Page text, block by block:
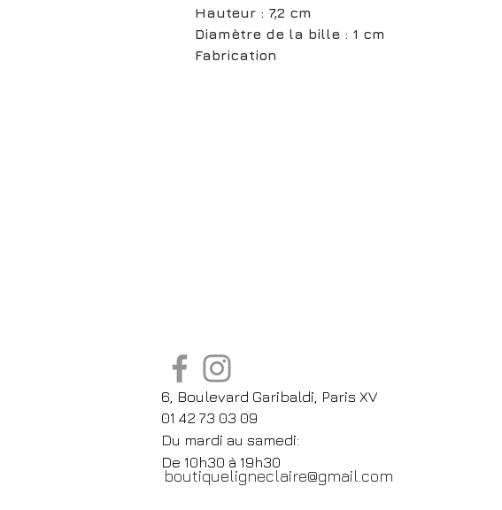
Hauteur : 7,2 cm
Diamètre de la bille : 1 cm
Fabrication
6, Boulevard Garibaldi, Paris XV
01 42 73 03 09
Du mardi au samedi:
De 10h30 à 19h30
boutiqueligneclaire@gmail.com